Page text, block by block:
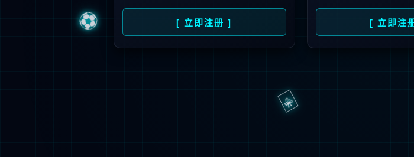
可能原因：网址有错误 >请检查
网址已失效 >可能页面已删除，